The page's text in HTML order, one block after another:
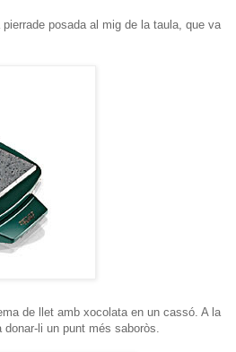
posada al mig de la taula, que va
de llet amb xocolata en un cassó. A la
li un punt més saboròs.